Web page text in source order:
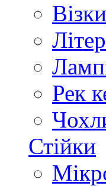
Візки
Рек
Стійки